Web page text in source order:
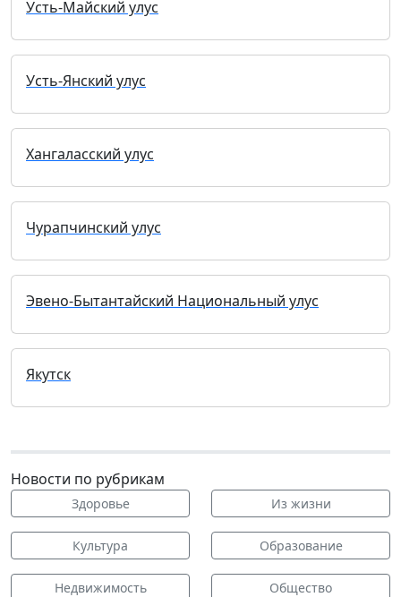
Усть-Майский улус
Усть-Янский улус
Хангаласский улус
Чурапчинский улус
Эвено-Бытантайский Национальный улус
Якутск
Новости по рубрикам
Здоровье Из жизни
Культура Образование
Недвижимость Общество